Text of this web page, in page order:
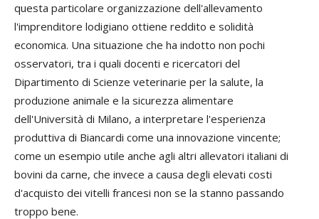
questa particolare organizzazione dell'allevamento
l'imprenditore lodigiano ottiene reddito e solidità
economica. Una situazione che ha indotto non pochi
osservatori, tra i quali docenti e ricercatori del
Dipartimento di Scienze veterinarie per la salute, la
produzione animale e la sicurezza alimentare
dell'Università di Milano, a interpretare l'esperienza
produttiva di Biancardi come una innovazione vincente;
come un esempio utile anche agli altri allevatori italiani di
bovini da carne, che invece a causa degli elevati costi
d'acquisto dei vitelli francesi non se la stanno passando
troppo bene.